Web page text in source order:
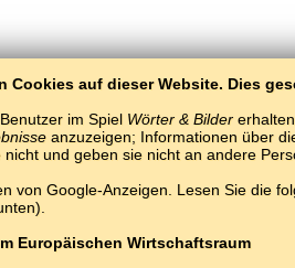
Cookies auf dieser Website. Dies
im Spiel Wörter & Bilder
anzuzeigen; Informationen über
und geben sie nicht an andere
von Google-Anzeigen. Lesen Sie die
Europäischen Wirtschaftsraum